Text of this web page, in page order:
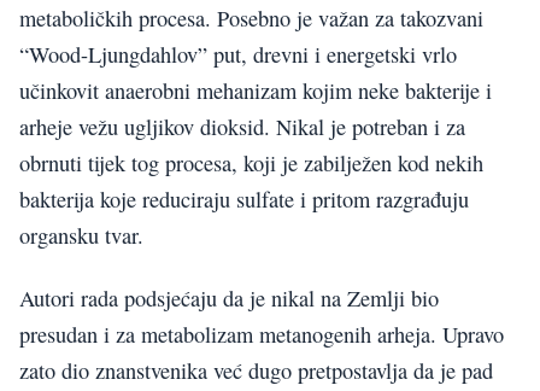
metaboličkih procesa. Posebno je važan za takozvani
“Wood-Ljungdahlov” put, drevni i energetski vrlo
učinkovit anaerobni mehanizam kojim neke bakterije i
arheje vežu ugljikov dioksid. Nikal je potreban i za
obrnuti tijek tog procesa, koji je zabilježen kod nekih
bakterija koje reduciraju sulfate i pritom razgrađuju
organsku tvar.
Autori rada podsjećaju da je nikal na Zemlji bio
presudan i za metabolizam metanogenih arheja. Upravo
zato dio znanstvenika već dugo pretpostavlja da je pad